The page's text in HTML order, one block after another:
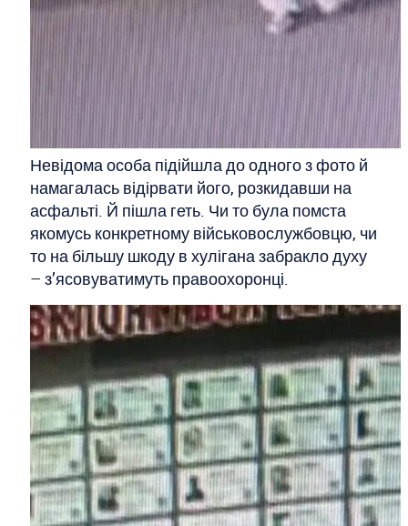
Невідома особа підійшла до одного з фото й
намагалась відірвати його, розкидавши на
асфальті. Й пішла геть. Чи то була помста
якомусь конкретному військовослужбовцю, чи
то на більшу шкоду в хулігана забракло духу
– з’ясовуватимуть правоохоронці.